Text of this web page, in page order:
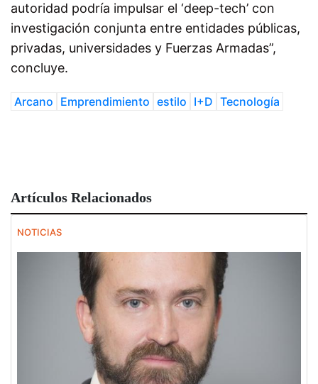
autoridad podría impulsar el ‘deep-tech’ con
investigación conjunta entre entidades públicas,
privadas, universidades y Fuerzas Armadas”,
concluye.
Arcano Emprendimiento estilo I+D Tecnología
Artículos Relacionados
NOTICIAS